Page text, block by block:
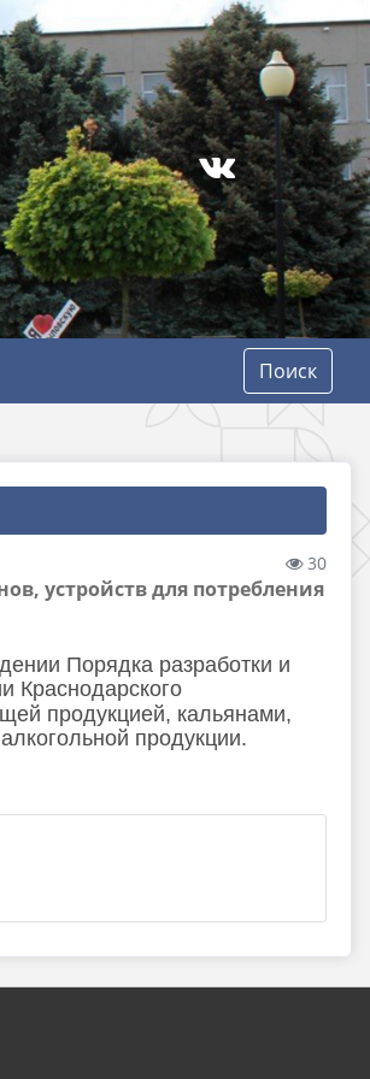
Поиск
30
устройств для потребления
Порядка разработки и
Краснодарского
продукцией, кальянами,
продукции.